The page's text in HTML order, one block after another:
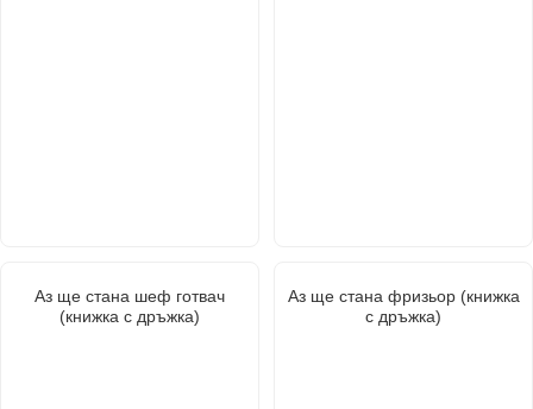
Аз ще стана шеф готвач
(книжка с дръжка)
Аз ще стана фризьор (книжка
с дръжка)